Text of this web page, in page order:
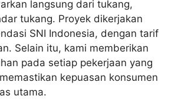
langsung dari tukang,
tukang. Proyek dikerjakan
SNI Indonesia, dengan tarif
Selain itu, kami memberikan
pada setiap pekerjaan yang
kepuasan konsumen
utama.